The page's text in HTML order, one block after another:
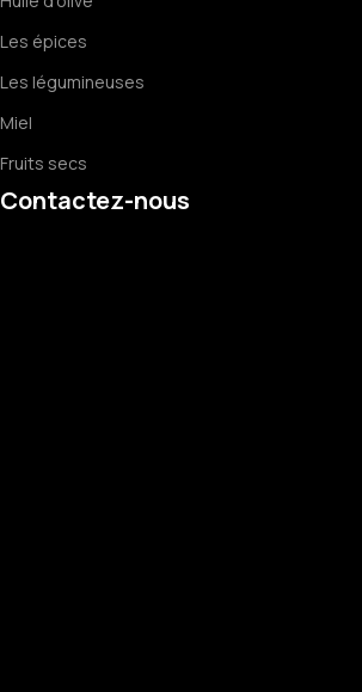
Les épices
Les légumineuses
Miel
Fruits secs
Contactez-nous